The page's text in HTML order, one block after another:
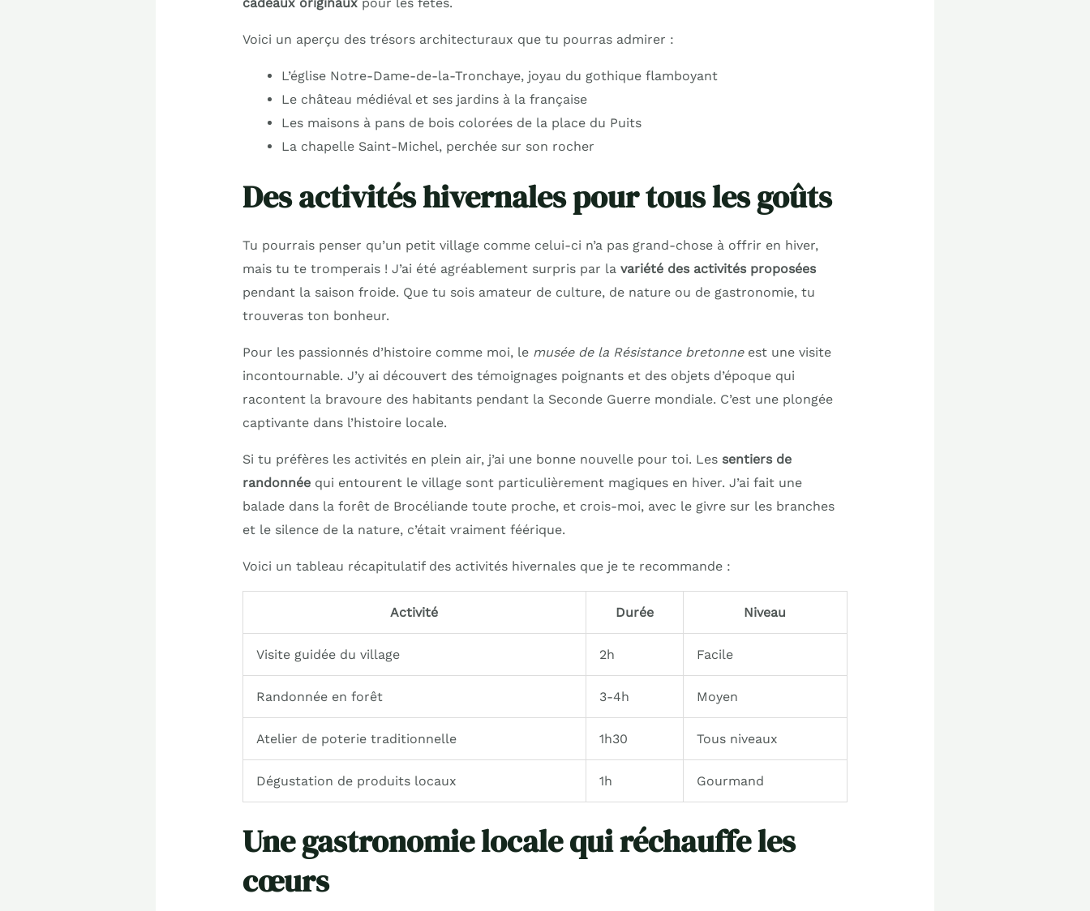
cadeaux originauxpour les fêtes.
Voici un aperçu des trésors architecturaux que tu pourras admirer :
L’église Notre-Dame-de-la-Tronchaye, joyau du gothique flamboyant
Le château médiéval et ses jardins à la française
Les maisons à pans de bois colorées de la place du Puits
La chapelle Saint-Michel, perchée sur son rocher
Des activités hivernales pour tous les goûts
Tu pourrais penser qu’un petit village comme celui-ci n’a pas grand-chose à offrir en hiver,
mais tu te tromperais ! J’ai été agréablement surpris par la variété des activités proposées
pendant la saison froide. Que tu sois amateur de culture, de nature ou de gastronomie, tu
trouveras ton bonheur.
Pour les passionnés d’histoire comme moi, le musée de la Résistance bretonneest une visite
incontournable. J’y ai découvert des témoignages poignants et des objets d’époque qui
racontent la bravoure des habitants pendant la Seconde Guerre mondiale. C’est une plongée
captivante dans l’histoire locale.
Si tu préfères les activités en plein air, j’ai une bonne nouvelle pour toi. Les sentiers de
randonnéequi entourent le village sont particulièrement magiques en hiver. J’ai fait une
balade dans la forêt de Brocéliande toute proche, et crois-moi, avec le givre sur les branches
et le silence de la nature, c’était vraiment féérique.
Voici un tableau récapitulatif des activités hivernales que je te recommande :
Activité Durée Niveau
Visite guidée du village 2h Facile
Randonnée en forêt 3-4h Moyen
Atelier de poterie traditionnelle 1h30 Tous niveaux
Dégustation de produits locaux 1h Gourmand
Une gastronomie locale qui réchauffe les
cœurs